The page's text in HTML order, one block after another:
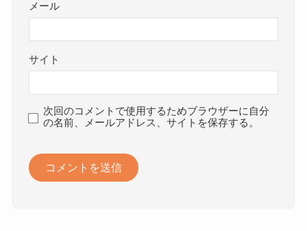
メール
サイト
次回のコメントで使用するためブラウザーに自分
の名前、メールアドレス、サイトを保存する。